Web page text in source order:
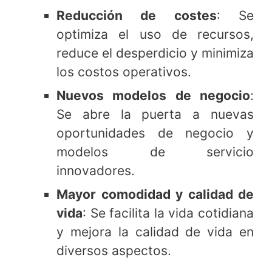
Reducción de costes: Se
optimiza el uso de recursos,
reduce el desperdicio y minimiza
los costos operativos.
Nuevos modelos de negocio:
Se abre la puerta a nuevas
oportunidades de negocio y
modelos de servicio
innovadores.
Mayor comodidad y calidad de
vida: Se facilita la vida cotidiana
y mejora la calidad de vida en
diversos aspectos.